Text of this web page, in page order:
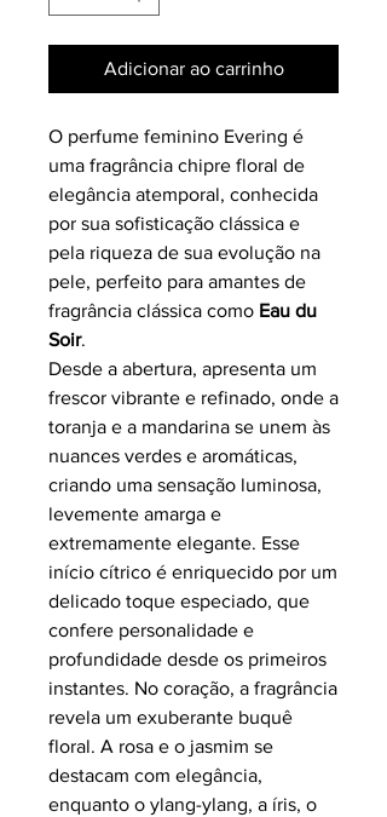
Adicionar ao carrinho
O perfume feminino Evering é
uma fragrância chipre floral de
elegância atemporal, conhecida
por sua sofisticação clássica e
pela riqueza de sua evolução na
pele, perfeito para amantes de
fragrância clássica como Eau du
Soir.
Desde a abertura, apresenta um
frescor vibrante e refinado, onde a
toranja e a mandarina se unem às
nuances verdes e aromáticas,
criando uma sensação luminosa,
levemente amarga e
extremamente elegante. Esse
início cítrico é enriquecido por um
delicado toque especiado, que
confere personalidade e
profundidade desde os primeiros
instantes. No coração, a fragrância
revela um exuberante buquê
floral. A rosa e o jasmim se
destacam com elegância,
enquanto o ylang-ylang, a íris, o